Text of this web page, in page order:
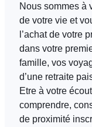
Nous sommes à
de votre vie et
l’achat de votre
dans votre
famille, vos
d’une retraite
Etre à votre
comprendre,
de proximité